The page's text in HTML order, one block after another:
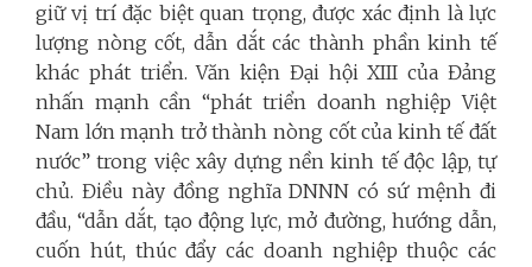
giữ vị trí đặc biệt quan trọng, được xác định là lực
lượng nòng cốt, dẫn dắt các thành phần kinh tế
khác phát triển. Văn kiện Đại hội XIII của Đảng
nhấn mạnh cần “phát triển doanh nghiệp Việt
Nam lớn mạnh trở thành nòng cốt của kinh tế đất
nước” trong việc xây dựng nền kinh tế độc lập, tự
chủ. Điều này đồng nghĩa DNNN có sứ mệnh đi
đầu, “dẫn dắt, tạo động lực, mở đường, hướng dẫn,
cuốn hút, thúc đẩy các doanh nghiệp thuộc các